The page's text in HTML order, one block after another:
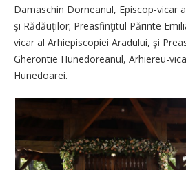
Damaschin Dorneanul, Episcop-vicar
și Rădăuților; Prea­sfinţitul Părinte
vicar al Arhiepiscopiei Aradului, şi
Gherontie Hunedoreanul, Arhiereu-
Hunedoarei.